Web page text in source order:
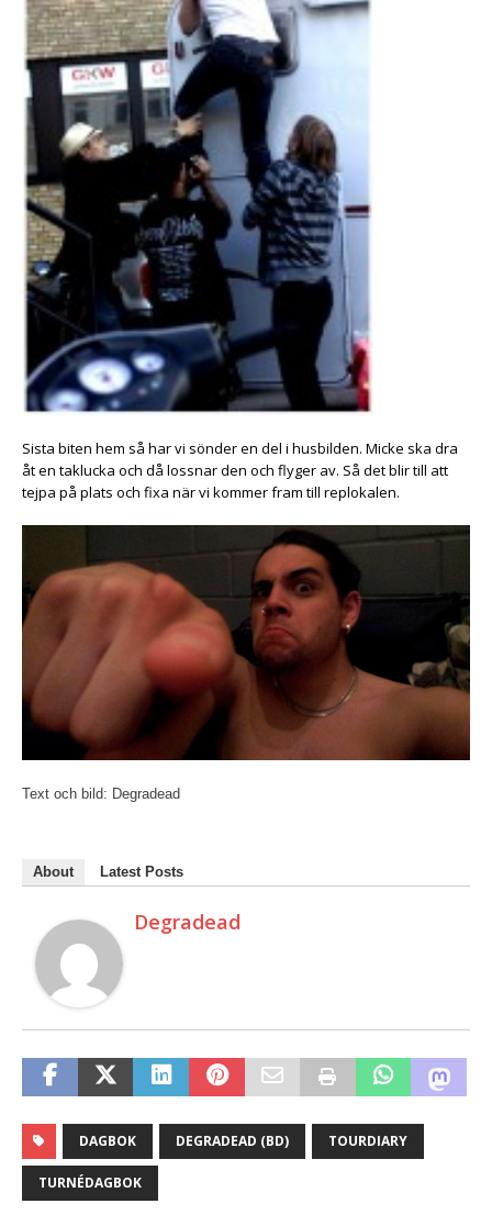
Sista biten hem så har vi sönder en del i husbilden. Micke ska dra
åt en taklucka och då lossnar den och flyger av. Så det blir till att
tejpa på plats och fixa när vi kommer fram till replokalen.
Text och bild: Degradead
About Latest Posts
Degradead
DAGBOK DEGRADEAD (BD) TOURDIARY
TURNÉDAGBOK